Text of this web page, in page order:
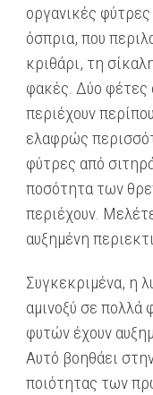
οργανικές
όσπρια, που
κριθάρι, τη
φακές. Δύο φέτες
περιέχουν
ελαφρώς
φύτρες από
ποσότητα των
περιέχουν.
αυξημένη
Συγκεκριμένα, η
αμινοξύ σε
φυτών έχουν
Αυτό βοηθάει
ποιότητας των